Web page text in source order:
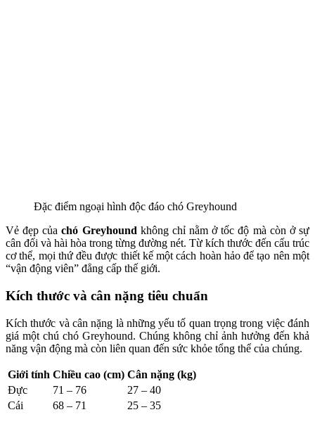
Đặc điểm ngoại hình độc đáo chó Greyhound
Vẻ đẹp củachó Greyhound không chỉ nằm ở tốc độ mà còn ở sự
cân đối và hài hòa trong từng đường nét. Từ kích thước đến cấu trúc
cơ thể, mọi thứ đều được thiết kế một cách hoàn hảo để tạo nên một
“vận động viên” đẳng cấp thế giới.
Kích thước và cân nặng tiêu chuẩn
Kích thước và cân nặng là những yếu tố quan trọng trong việc đánh
giá một chú chó Greyhound. Chúng không chỉ ảnh hưởng đến khả
năng vận động mà còn liên quan đến sức khỏe tổng thể của chúng.
Giới tính Chiều cao (cm) Cân nặng (kg)
Đực
71 – 76
27 – 40
Cái
68 – 71 25 – 35